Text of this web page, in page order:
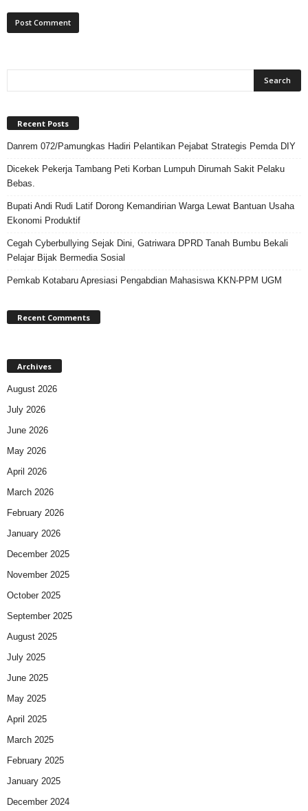
Recent Posts
Danrem 072/Pamungkas Hadiri Pelantikan Pejabat Strategis Pemda DIY
Dicekek Pekerja Tambang Peti Korban Lumpuh Dirumah Sakit Pelaku
Bebas.
Bupati Andi Rudi Latif Dorong Kemandirian Warga Lewat Bantuan Usaha
Ekonomi Produktif
Cegah Cyberbullying Sejak Dini, Gatriwara DPRD Tanah Bumbu Bekali
Pelajar Bijak Bermedia Sosial
Pemkab Kotabaru Apresiasi Pengabdian Mahasiswa KKN-PPM UGM
Recent Comments
Archives
August 2026
July 2026
June 2026
May 2026
April 2026
March 2026
February 2026
January 2026
December 2025
November 2025
October 2025
September 2025
August 2025
July 2025
June 2025
May 2025
April 2025
March 2025
February 2025
January 2025
December 2024